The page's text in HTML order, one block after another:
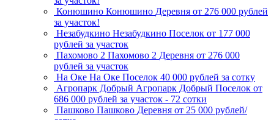
Конюшино Конюшино Деревня от 276 000 рублей
за участок!
Незабудкино Незабудкино Поселок от 177 000
рублей за участок
Пахомово 2 Пахомово 2 Деревня от 276 000
рублей за участок
На Оке На Оке Поселок 40 000 рублей за сотку
Агропарк Добрый Агропарк Добрый Поселок от
686 000 рублей за участок - 72 сотки
Пашково Пашково Деревня от 25 000 рублей/